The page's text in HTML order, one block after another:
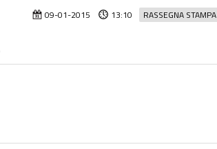
RASSEGNA STAMPA
09-01-2015 13:10